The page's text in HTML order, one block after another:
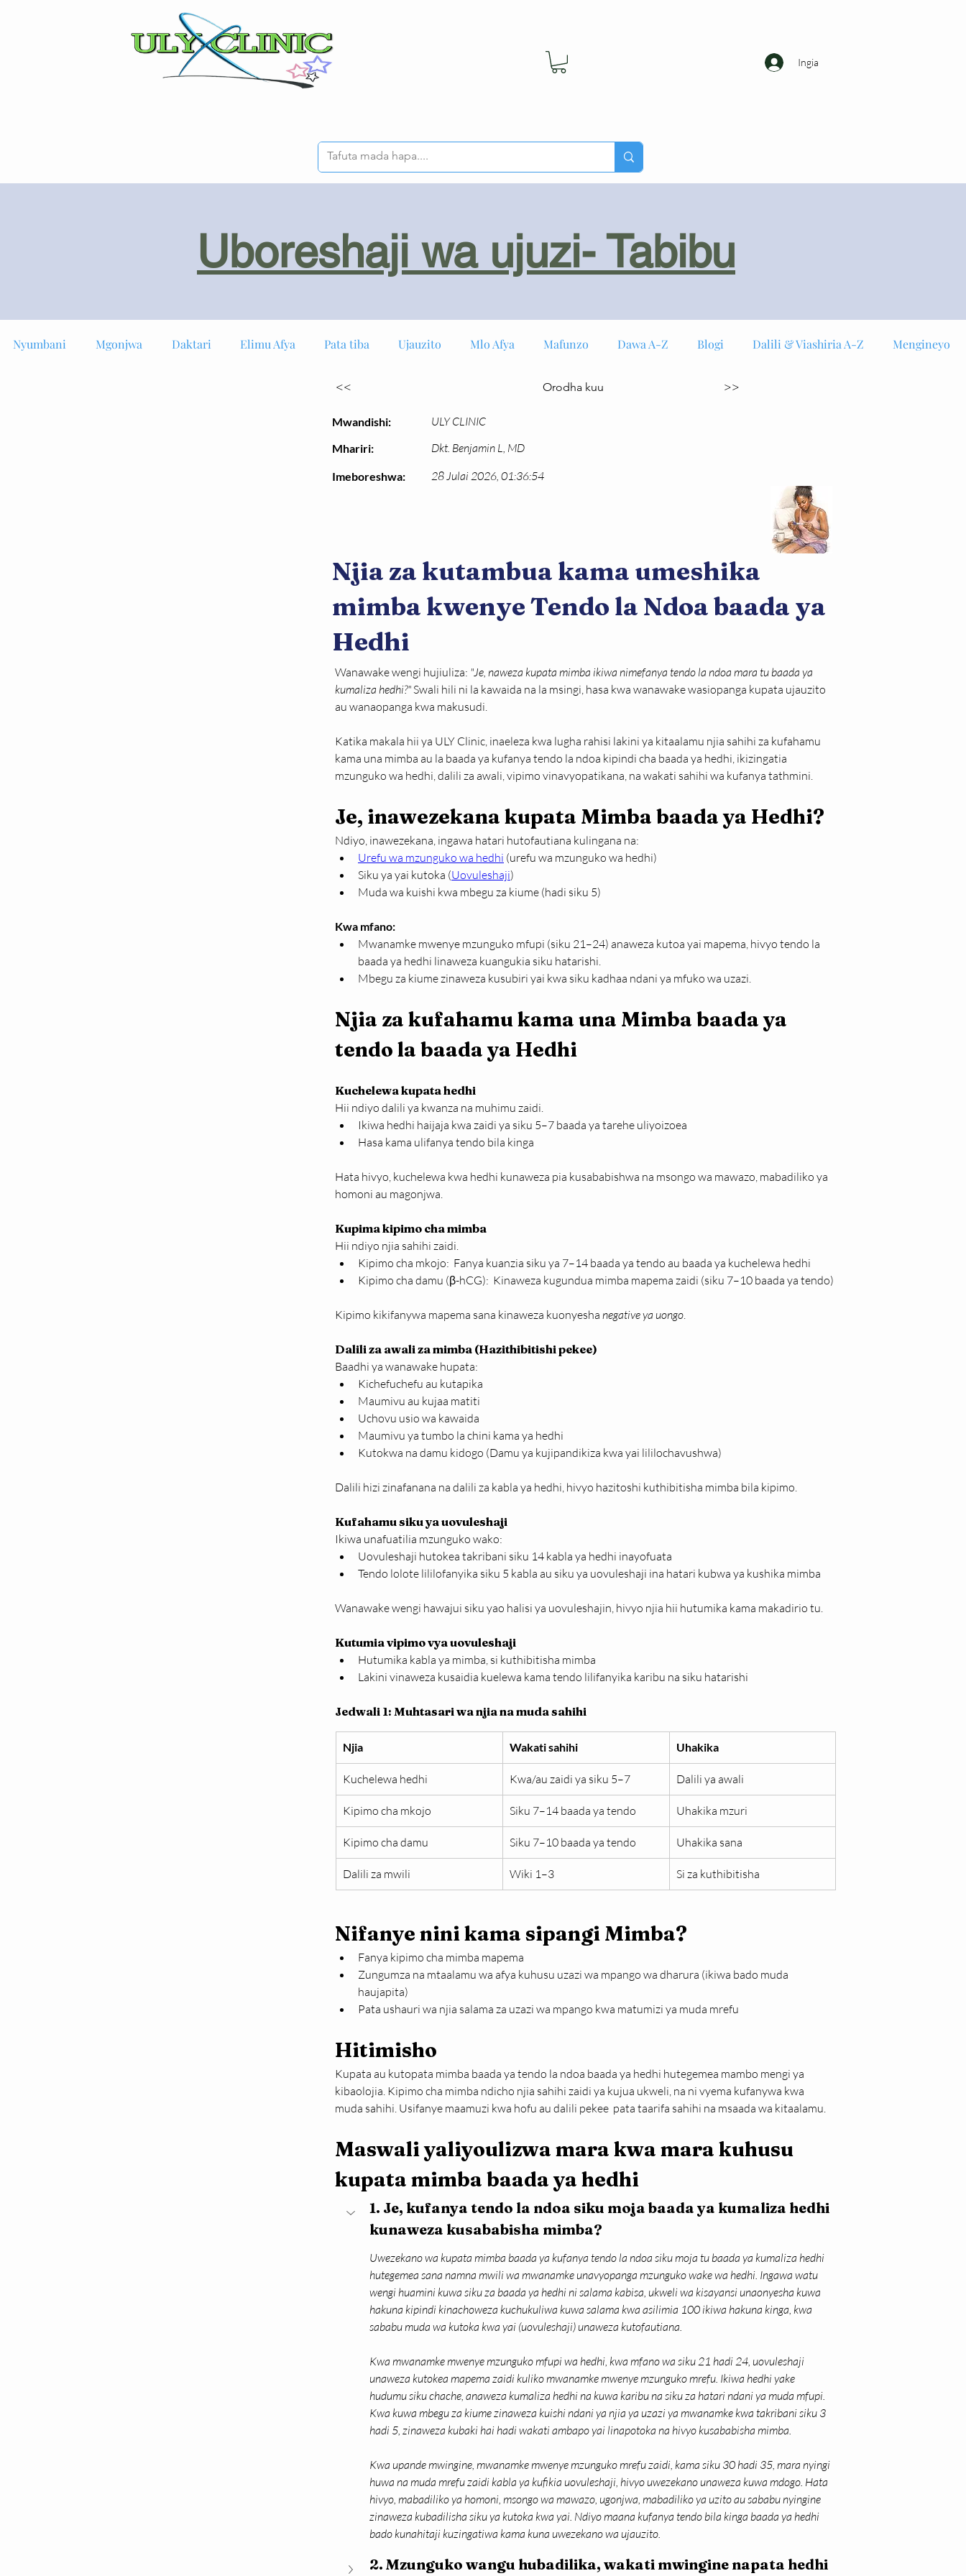
Ingia
Uboreshaji wa ujuzi- Tabibu
Nyumbani Mgonjwa Daktari Elimu Afya Pata tiba Ujauzito Mlo Afya Mafunzo Dawa A-Z Blogi Dalili & Viashiria A-Z Mengineyo
<<
Mwandishi:
Mhariri:
Imeboreshwa:
Orodha kuu >>
ULY CLINIC
Dkt. Benjamin L, MD
28 Julai 2026, 01:36:54
Njia za kutambua kama umeshika
mimba kwenye Tendo la Ndoa baada ya
Hedhi
Wanawake wengi hujiuliza: "Je, naweza kupata mimba ikiwa nimefanya tendo la ndoa mara tu baada ya
kumaliza hedhi?" Swali hili ni la kawaida na la msingi, hasa kwa wanawake wasiopanga kupata ujauzito
au wanaopanga kwa makusudi.
Katika makala hii ya ULY Clinic, inaeleza kwa lugha rahisi lakini ya kitaalamu njia sahihi za kufahamu
kama una mimba au la baada ya kufanya tendo la ndoa kipindi cha baada ya hedhi, ikizingatia
mzunguko wa hedhi, dalili za awali, vipimo vinavyopatikana, na wakati sahihi wa kufanya tathmini.
Je, inawezekana kupata Mimba baada ya Hedhi?
Ndiyo, inawezekana, ingawa hatari hutofautiana kulingana na:
Urefu wa mzunguko wa hedhi (urefu wa mzunguko wa hedhi)
Siku ya yai kutoka (Uovuleshaji)
Muda wa kuishi kwa mbegu za kiume (hadi siku 5)
Kwa mfano:
Mwanamke mwenye mzunguko mfupi (siku 21–24) anaweza kutoa yai mapema, hivyo tendo la
baada ya hedhi linaweza kuangukia siku hatarishi.
Mbegu za kiume zinaweza kusubiri yai kwa siku kadhaa ndani ya mfuko wa uzazi.
Njia za kufahamu kama una Mimba baada ya
tendo la baada ya Hedhi
Kuchelewa kupata hedhi
Hii ndiyo dalili ya kwanza na muhimu zaidi.
Ikiwa hedhi haijaja kwa zaidi ya siku 5–7 baada ya tarehe uliyoizoea
Hasa kama ulifanya tendo bila kinga
Hata hivyo, kuchelewa kwa hedhi kunaweza pia kusababishwa na msongo wa mawazo, mabadiliko ya
homoni au magonjwa.
Kupima kipimo cha mimba
Hii ndiyo njia sahihi zaidi.
Kipimo cha mkojo:  Fanya kuanzia siku ya 7–14 baada ya tendo au baada ya kuchelewa hedhi
Kipimo cha damu (β-hCG):  Kinaweza kugundua mimba mapema zaidi (siku 7–10 baada ya tendo)
Kipimo kikifanywa mapema sana kinaweza kuonyesha negative ya uongo.
Dalili za awali za mimba (Hazithibitishi pekee)
Baadhi ya wanawake hupata:
Kichefuchefu au kutapika
Maumivu au kujaa matiti
Uchovu usio wa kawaida
Maumivu ya tumbo la chini kama ya hedhi
Kutokwa na damu kidogo (Damu ya kujipandikiza kwa yai lililochavushwa)
Dalili hizi zinafanana na dalili za kabla ya hedhi, hivyo hazitoshi kuthibitisha mimba bila kipimo.
Kufahamu siku ya uovuleshaji
Ikiwa unafuatilia mzunguko wako:
Uovuleshaji hutokea takribani siku 14 kabla ya hedhi inayofuata
Tendo lolote lililofanyika siku 5 kabla au siku ya uovuleshaji ina hatari kubwa ya kushika mimba
Wanawake wengi hawajui siku yao halisi ya uovuleshajin, hivyo njia hii hutumika kama makadirio tu.
Kutumia vipimo vya uovuleshaji
Hutumika kabla ya mimba, si kuthibitisha mimba
Lakini vinaweza kusaidia kuelewa kama tendo lilifanyika karibu na siku hatarishi
Jedwali 1: Muhtasari wa njia na muda sahihi
Njia Wakati sahihi Uhakika
Kuchelewa hedhi Kwa/au zaidi ya siku 5–7 Dalili ya awali
Kipimo cha mkojo Siku 7–14 baada ya tendo Uhakika mzuri
Kipimo cha damu Siku 7–10 baada ya tendo Uhakika sana
Dalili za mwili Wiki 1–3 Si za kuthibitisha
Nifanye nini kama sipangi Mimba?
Fanya kipimo cha mimba mapema
Zungumza na mtaalamu wa afya kuhusu uzazi wa mpango wa dharura (ikiwa bado muda
haujapita)
Pata ushauri wa njia salama za uzazi wa mpango kwa matumizi ya muda mrefu
Hitimisho
Kupata au kutopata mimba baada ya tendo la ndoa baada ya hedhi hutegemea mambo mengi ya
kibaolojia. Kipimo cha mimba ndicho njia sahihi zaidi ya kujua ukweli, na ni vyema kufanywa kwa
muda sahihi. Usifanye maamuzi kwa hofu au dalili pekee  pata taarifa sahihi na msaada wa kitaalamu.
Maswali yaliyoulizwa mara kwa mara kuhusu
kupata mimba baada ya hedhi
1. Je, kufanya tendo la ndoa siku moja baada ya kumaliza hedhi
kunaweza kusababisha mimba?
Uwezekano wa kupata mimba baada ya kufanya tendo la ndoa siku moja tu baada ya kumaliza hedhi
hutegemea sana namna mwili wa mwanamke unavyopanga mzunguko wake wa hedhi. Ingawa watu
wengi huamini kuwa siku za baada ya hedhi ni salama kabisa, ukweli wa kisayansi unaonyesha kuwa
hakuna kipindi kinachoweza kuchukuliwa kuwa salama kwa asilimia 100 ikiwa hakuna kinga, kwa
sababu muda wa kutoka kwa yai (uovuleshaji) unaweza kutofautiana.
Kwa mwanamke mwenye mzunguko mfupi wa hedhi, kwa mfano wa siku 21 hadi 24, uovuleshaji
unaweza kutokea mapema zaidi kuliko mwanamke mwenye mzunguko mrefu. Ikiwa hedhi yake
hudumu siku chache, anaweza kumaliza hedhi na kuwa karibu na siku za hatari ndani ya muda mfupi.
Kwa kuwa mbegu za kiume zinaweza kuishi ndani ya njia ya uzazi ya mwanamke kwa takribani siku 3
hadi 5, zinaweza kubaki hai hadi wakati ambapo yai linapotoka na hivyo kusababisha mimba.
Kwa upande mwingine, mwanamke mwenye mzunguko mrefu zaidi, kama siku 30 hadi 35, mara nyingi
huwa na muda mrefu zaidi kabla ya kufikia uovuleshaji, hivyo uwezekano unaweza kuwa mdogo. Hata
hivyo, mabadiliko ya homoni, msongo wa mawazo, ugonjwa, mabadiliko ya uzito au sababu nyingine
zinaweza kubadilisha siku ya kutoka kwa yai. Ndiyo maana kufanya tendo bila kinga baada ya hedhi
bado kunahitaji kuzingatiwa kama kuna uwezekano wa ujauzito.
2. Mzunguko wangu hubadilika, wakati mwingine napata hedhi